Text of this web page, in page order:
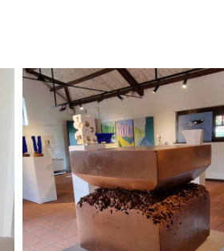
Kubus Roest
2024
Periode 2025-2021